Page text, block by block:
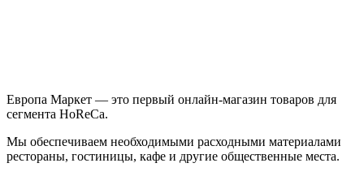
Европа Маркет — это первый онлайн-магазин товаров для
сегмента HoReCa.
Мы обеспечиваем необходимыми расходными материалами
рестораны, гостиницы, кафе и другие общественные места.